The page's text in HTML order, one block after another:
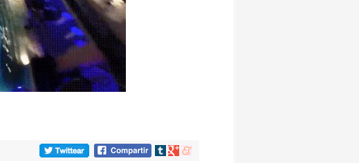
Compartir
Compartir
Compartir